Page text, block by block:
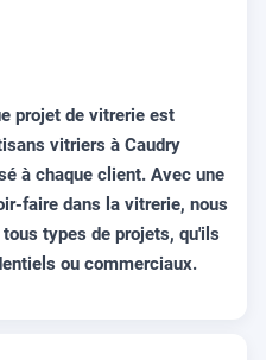
projet de vitrerie est
vitriers à Caudry
à chaque client. Avec une
faire dans la vitrerie, nous
types de projets, qu'ils
ou commerciaux.